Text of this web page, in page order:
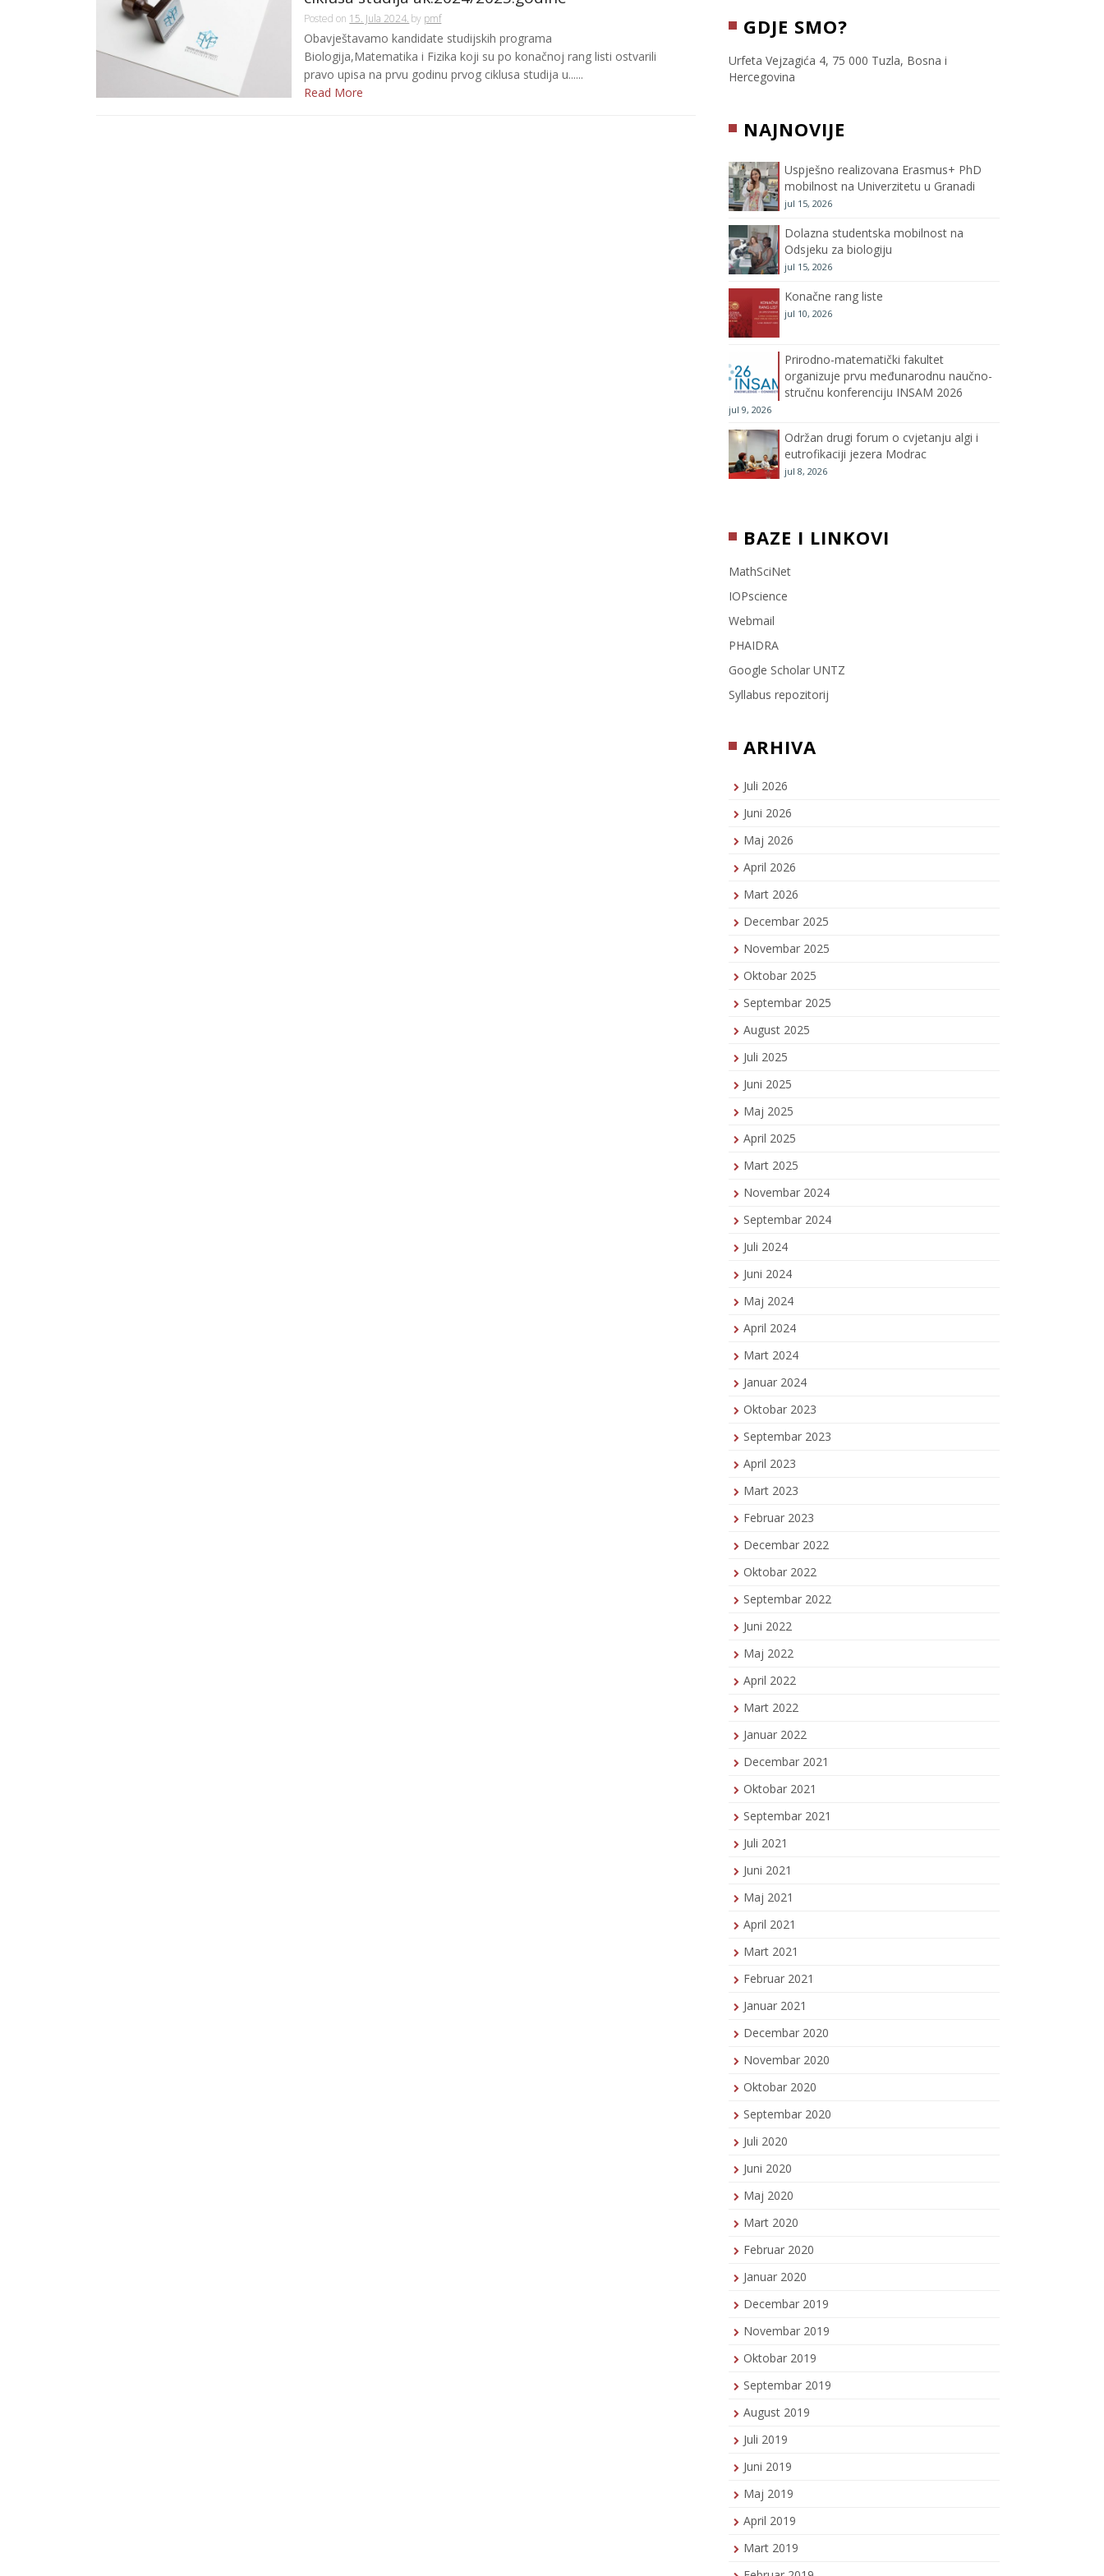
Posted on 15. Jula 2024. by pmf
Obavještavamo kandidate studijskih programa
Biologija,Matematika i Fizika koji su po konačnoj rang listi ostvarili
pravo upisa na prvu godinu prvog ciklusa studija u......
Read More
c
e
o
o
k
i
t
e
t
a
m
T
C
h
e
l
GDJE SMO?
Urfeta Vejzagića 4, 75 000 Tuzla, Bosna i
Hercegovina
NAJNOVIJE
Uspješno realizovana Erasmus+ PhD
mobilnost na Univerzitetu u Granadi
jul 15, 2026
Dolazna studentska mobilnost na
Odsjeku za biologiju
jul 15, 2026
Konačne rang liste
jul 10, 2026
Prirodno-matematički fakultet
organizuje prvu međunarodnu naučno-
stručnu konferenciju INSAM 2026
jul 9, 2026
Održan drugi forum o cvjetanju algi i
eutrofikaciji jezera Modrac
jul 8, 2026
BAZE I LINKOVI
MathSciNet
IOPscience
Webmail
PHAIDRA
Google Scholar UNTZ
Syllabus repozitorij
ARHIVA
Juli 2026
Juni 2026
Maj 2026
April 2026
Mart 2026
Decembar 2025
Novembar 2025
Oktobar 2025
Septembar 2025
August 2025
Juli 2025
Juni 2025
Maj 2025
April 2025
Mart 2025
Novembar 2024
Septembar 2024
Juli 2024
Juni 2024
Maj 2024
April 2024
Mart 2024
Januar 2024
Oktobar 2023
Septembar 2023
April 2023
Mart 2023
Februar 2023
Decembar 2022
Oktobar 2022
Septembar 2022
Juni 2022
Maj 2022
April 2022
Mart 2022
Januar 2022
Decembar 2021
Oktobar 2021
Septembar 2021
Juli 2021
Juni 2021
Maj 2021
April 2021
Mart 2021
Februar 2021
Januar 2021
Decembar 2020
Novembar 2020
Oktobar 2020
Septembar 2020
Juli 2020
Juni 2020
Maj 2020
Mart 2020
Februar 2020
Januar 2020
Decembar 2019
Novembar 2019
Oktobar 2019
Septembar 2019
August 2019
Juli 2019
Juni 2019
Maj 2019
April 2019
Mart 2019